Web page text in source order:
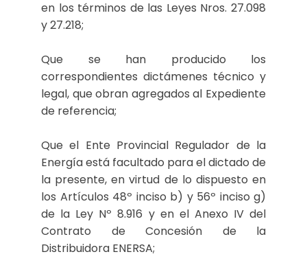
en los términos de las Leyes Nros. 27.098
y 27.218;
Que se han producido los
correspondientes dictámenes técnico y
legal, que obran agregados al Expediente
de referencia;
Que el Ente Provincial Regulador de la
Energía está facultado para el dictado de
la presente, en virtud de lo dispuesto en
los Artículos 48º inciso b) y 56º inciso g)
de la Ley Nº 8.916 y en el Anexo IV del
Contrato de Concesión de la
Distribuidora ENERSA;